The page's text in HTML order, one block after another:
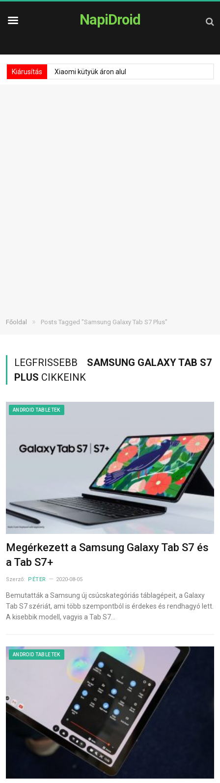
NapiDroid
Kiárusítás Xiaomi kütyük áron alul
Főoldal » Posts Tagged "Samsung Galaxy Tab S7 Plus"
LEGFRISSEBB
SAMSUNG GALAXY TAB S7
PLUS CIKKEINK
ANDROID TABLETEK
Megérkezett a Samsung Galaxy Tab S7 és
a Tab S7+
Szerző: PÉTER 2020-08-05
Bemutatták a Samsung új csúcskategóriás táblagépeit, a Galaxy
Tab S7 szériát, ami több szempontból is érdekes és rendhagyó lett.
A kisebbik modell, vagyis a Tab S7…
ANDROID TABLETEK